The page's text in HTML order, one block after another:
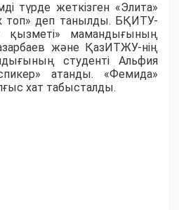
түрде жеткізген «Элита»
топ» деп танылды. БҚИТУ-
қызметі» мамандығының
және ҚазИТЖУ-нің
студенті Альфия
атанды. «Фемида»
хат табысталды.